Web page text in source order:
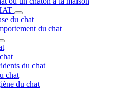
du chat
du chat
du chat
chat
du chat